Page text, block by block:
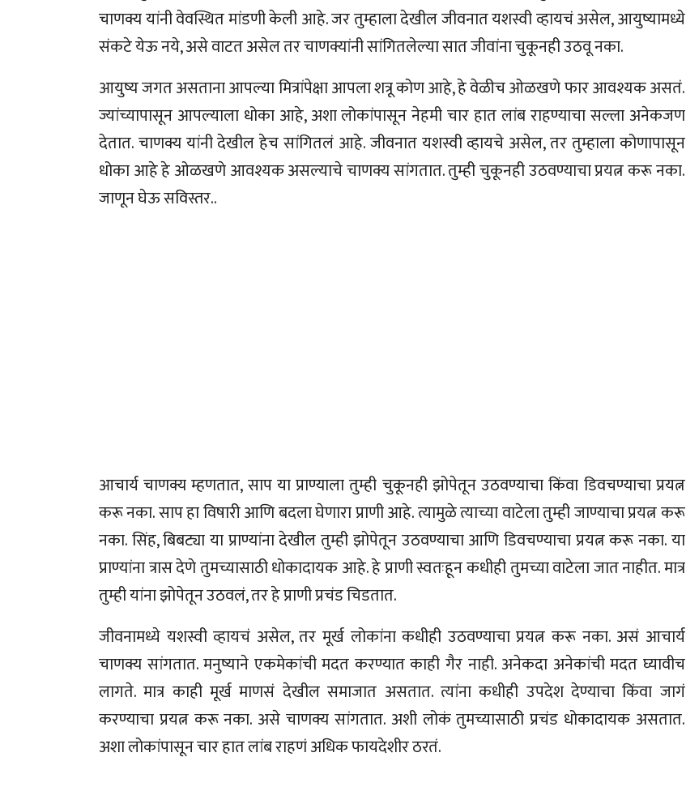
चाणक्य यांनी वेवस्थित मांडणी केली आहे. जर तुम्हाला देखील जीवनात यशस्वी व्हायचं असेल, आयुष्यामध्ये
संकटे येऊ नये, असे वाटत असेल तर चाणक्यांनी सांगितलेल्या सात जीवांना चुकूनही उठवू नका.
आयुष्य जगत असताना आपल्या मित्रांपेक्षा आपला शत्रू कोण आहे, हे वेळीच ओळखणे फार आवश्यक असतं.
ज्यांच्यापासून आपल्याला धोका आहे, अशा लोकांपासून नेहमी चार हात लांब राहण्याचा सल्ला अनेकजण
देतात. चाणक्य यांनी देखील हेच सांगितलं आहे. जीवनात यशस्वी व्हायचे असेल, तर तुम्हाला कोणापासून
धोका आहे हे ओळखणे आवश्यक असल्याचे चाणक्य सांगतात. तुम्ही चुकूनही उठवण्याचा प्रयत्न करू नका.
जाणून घेऊ सविस्तर..
आचार्य चाणक्य म्हणतात, साप या प्राण्याला तुम्ही चुकूनही झोपेतून उठवण्याचा किंवा डिवचण्याचा प्रयत्न
करू नका. साप हा विषारी आणि बदला घेणारा प्राणी आहे. त्यामुळे त्याच्या वाटेला तुम्ही जाण्याचा प्रयत्न करू
नका. सिंह, बिबट्या या प्राण्यांना देखील तुम्ही झोपेतून उठवण्याचा आणि डिवचण्याचा प्रयत्न करू नका. या
प्राण्यांना त्रास देणे तुमच्यासाठी धोकादायक आहे. हे प्राणी स्वतःहून कधीही तुमच्या वाटेला जात नाहीत. मात्र
तुम्ही यांना झोपेतून उठवलं, तर हे प्राणी प्रचंड चिडतात.
जीवनामध्ये यशस्वी व्हायचं असेल, तर मूर्ख लोकांना कधीही उठवण्याचा प्रयत्न करू नका. असं आचार्य
चाणक्य सांगतात. मनुष्याने एकमेकांची मदत करण्यात काही गैर नाही. अनेकदा अनेकांची मदत घ्यावीच
लागते. मात्र काही मूर्ख माणसं देखील समाजात असतात. त्यांना कधीही उपदेश देण्याचा किंवा जागं
करण्याचा प्रयत्न करू नका. असे चाणक्य सांगतात. अशी लोकं तुमच्यासाठी प्रचंड धोकादायक असतात.
अशा लोकांपासून चार हात लांब राहणं अधिक फायदेशीर ठरतं.